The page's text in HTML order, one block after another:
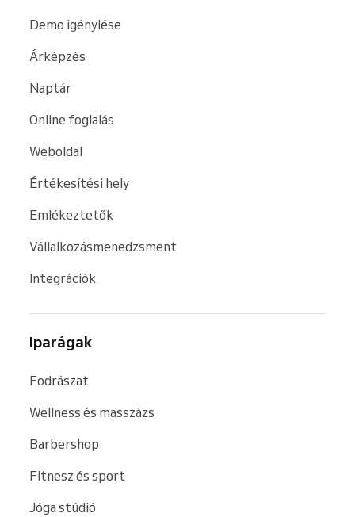
Demo igénylése
Árképzés
Naptár
Online foglalás
Weboldal
Értékesítési hely
Emlékeztetők
Vállalkozásmenedzsment
Integrációk
Iparágak
Fodrászat
Wellness és masszázs
Barbershop
Fitnesz és sport
Jóga stúdió